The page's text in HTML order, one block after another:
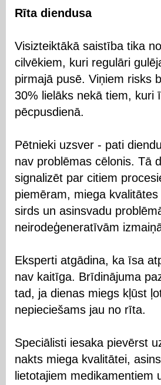
Rīta diendusa
Visizteiktākā saistība tika
cilvēkiem, kuri regulāri
pirmajā pusē. Viņiem risks
30% lielāks nekā tiem, kuri
pēcpusdienā.
Pētnieki uzsver - pati
nav problēmas cēlonis. Tā
signalizēt par citiem
piemēram, miega
sirds un asinsvadu
neirodeģeneratīvām
Eksperti atgādina, ka īsa
nav kaitīga. Brīdinājuma
tad, ja dienas miegs kļūst
nepieciešams jau no rīta.
Speciālisti iesaka pievērst
nakts miega kvalitātei,
lietotajiem medikamentiem